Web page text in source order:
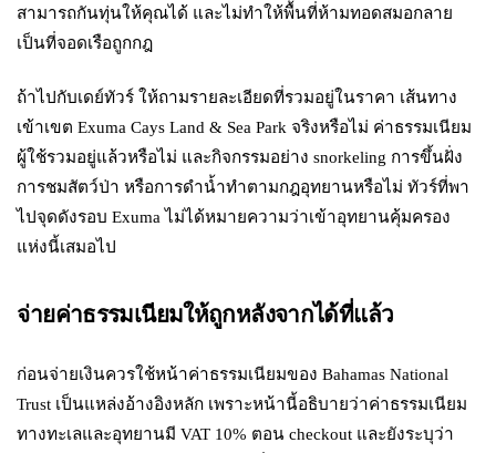
สามารถกันทุ่นให้คุณได้ และไม่ทำให้พื้นที่ห้ามทอดสมอกลาย
เป็นที่จอดเรือถูกกฎ
ถ้าไปกับเดย์ทัวร์ ให้ถามรายละเอียดที่รวมอยู่ในราคา เส้นทาง
เข้าเขต Exuma Cays Land & Sea Park จริงหรือไม่ ค่าธรรมเนียม
ผู้ใช้รวมอยู่แล้วหรือไม่ และกิจกรรมอย่าง snorkeling การขึ้นฝั่ง
การชมสัตว์ป่า หรือการดำน้ำทำตามกฎอุทยานหรือไม่ ทัวร์ที่พา
ไปจุดดังรอบ Exuma ไม่ได้หมายความว่าเข้าอุทยานคุ้มครอง
แห่งนี้เสมอไป
จ่ายค่าธรรมเนียมให้ถูกหลังจากได้ที่แล้ว
ก่อนจ่ายเงินควรใช้หน้าค่าธรรมเนียมของ Bahamas National
Trust เป็นแหล่งอ้างอิงหลัก เพราะหน้านี้อธิบายว่าค่าธรรมเนียม
ทางทะเลและอุทยานมี VAT 10% ตอน checkout และยังระบุว่า